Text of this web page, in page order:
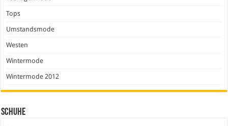
Tops
Umstandsmode
Westen
Wintermode
Wintermode 2012
Schuhe